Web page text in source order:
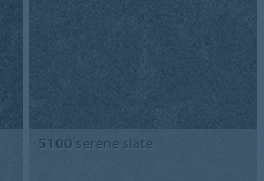
5100 serene slate